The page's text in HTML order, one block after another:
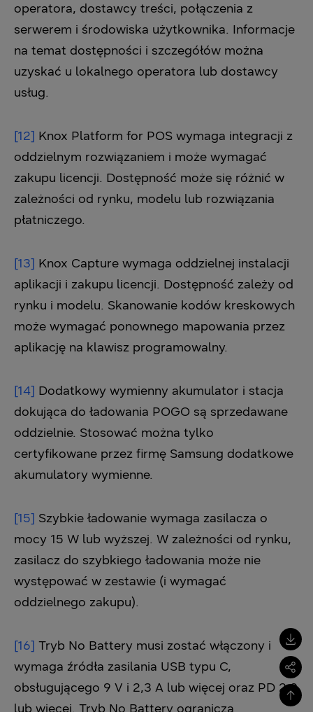
operatora, dostawcy treści, połączenia z
serwerem i środowiska użytkownika. Informacje
na temat dostępności i szczegółów można
uzyskać u lokalnego operatora lub dostawcy
usług.
[12] Knox Platform for POS wymaga integracji z
oddzielnym rozwiązaniem i może wymagać
zakupu licencji. Dostępność może się różnić w
zależności od rynku, modelu lub rozwiązania
płatniczego.
[13] Knox Capture wymaga oddzielnej instalacji
aplikacji i zakupu licencji. Dostępność zależy od
rynku i modelu. Skanowanie kodów kreskowych
może wymagać ponownego mapowania przez
aplikację na klawisz programowalny.
[14] Dodatkowy wymienny akumulator i stacja
dokująca do ładowania POGO są sprzedawane
oddzielnie. Stosować można tylko
certyfikowane przez firmę Samsung dodatkowe
akumulatory wymienne.
[15] Szybkie ładowanie wymaga zasilacza o
mocy 15 W lub wyższej. W zależności od rynku,
zasilacz do szybkiego ładowania może nie
występować w zestawie (i wymagać
oddzielnego zakupu).
[16] Tryb No Battery musi zostać włączony i
wymaga źródła zasilania USB typu C,
obsługującego 9 V i 2,3 A lub więcej oraz PD 2.0
lub więcej. Tryb No Battery ogranicza